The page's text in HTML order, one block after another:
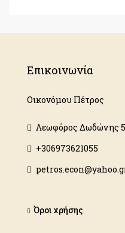
Επικοινωνία
Οικονόμου Πέτρος
Λεωφόρος Δωδώνης
+306973621055
Όροι χρήσης